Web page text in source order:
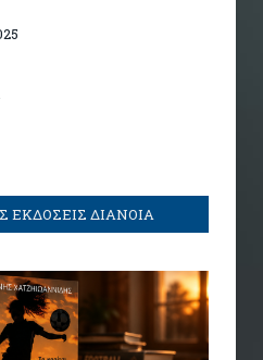
ΕΚΔΟΣΕΙΣ ΔΙΑΝΟΙΑ